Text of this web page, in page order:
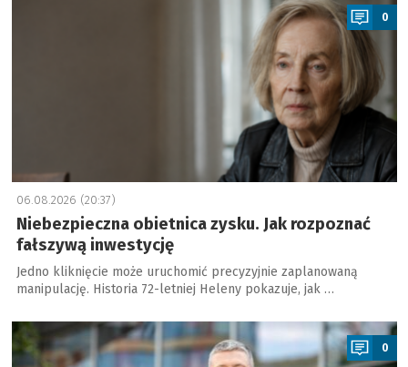
0
06.08.2026 (20:37)
Niebezpieczna obietnica zysku. Jak rozpoznać
fałszywą inwestycję
Jedno kliknięcie może uruchomić precyzyjnie zaplanowaną
manipulację. Historia 72-letniej Heleny pokazuje, jak …
a
0